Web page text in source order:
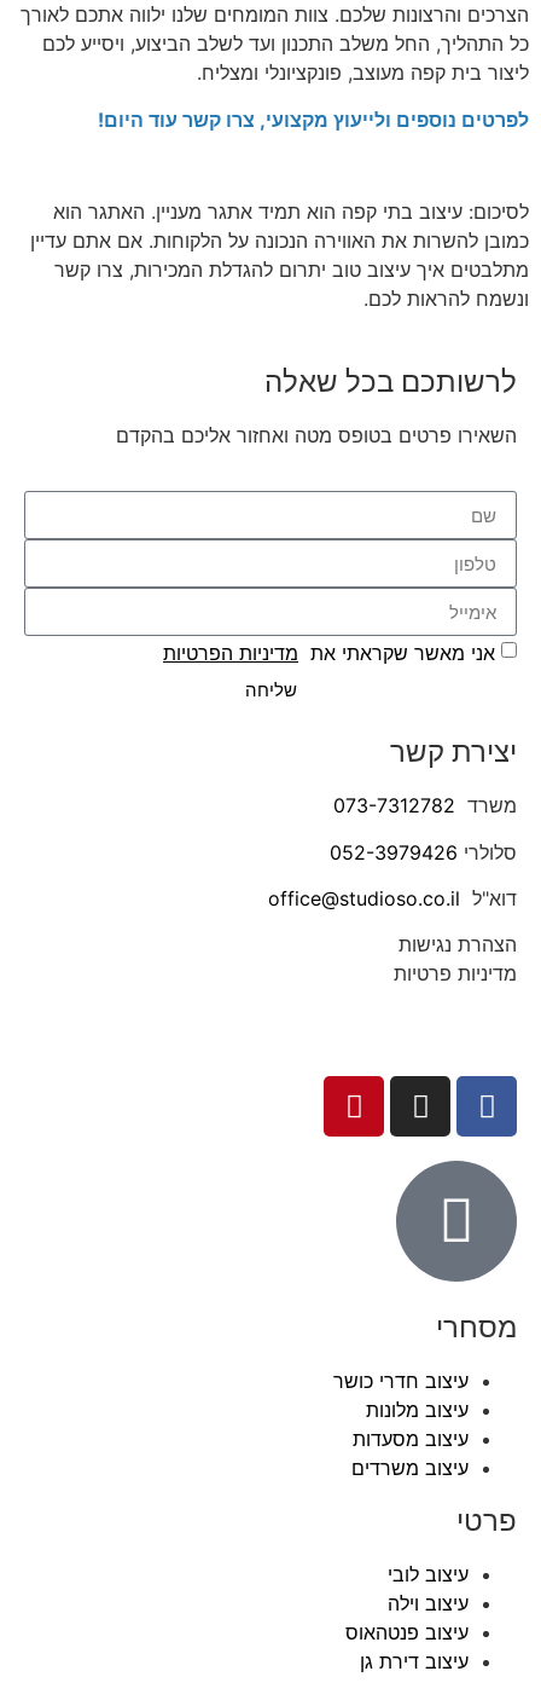
הצרכים והרצונות שלכם. צוות המומחים שלנו ילווה אתכם לאורך
כל התהליך, החל משלב התכנון ועד לשלב הביצוע, ויסייע לכם
ליצור בית קפה מעוצב, פונקציונלי ומצליח.
לפרטים נוספים ולייעוץ מקצועי, צרו קשר עוד היום!
לסיכום: עיצוב בתי קפה הוא תמיד אתגר מעניין. האתגר הוא
כמובן להשרות את האווירה הנכונה על הלקוחות. אם אתם עדיין
מתלבטים איך עיצוב טוב יתרום להגדלת המכירות, צרו קשר
ונשמח להראות לכם.
לרשותכם בכל שאלה
השאירו פרטים בטופס מטה ואחזור אליכם בהקדם
אני מאשר שקראתי את מדיניות הפרטיות
שליחה
יצירת קשר
משרד 073-7312782
סלולרי 052-3979426
דוא"ל office@studioso.co.il
הצהרת נגישות
מדיניות פרטיות
מסחרי
עיצוב חדרי כושר
עיצוב מלונות
עיצוב מסעדות
עיצוב משרדים
פרטי
עיצוב לובי
עיצוב וילה
עיצוב פנטהאוס
עיצוב דירת גן